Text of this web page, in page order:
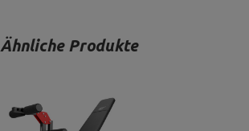
Ähnliche Produkte